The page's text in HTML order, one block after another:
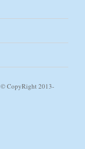
© CopyRight 2013-